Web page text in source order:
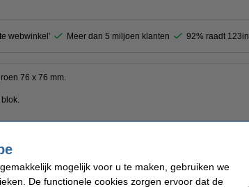
webwinkel' Meer dan 5 miljoen klanten 92% raadt
76 x 76 mm.
te nemen en daarmee kosten te besparen.
mogelijk voor u te maken, gebruiken we
De functionele cookies zorgen ervoor dat de